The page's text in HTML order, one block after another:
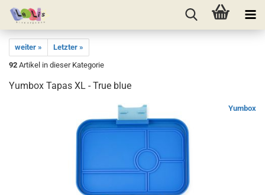
weiter »
Letzter »
92 Artikel in dieser Kategorie
Yumbox Tapas XL - True blue
Yumbox